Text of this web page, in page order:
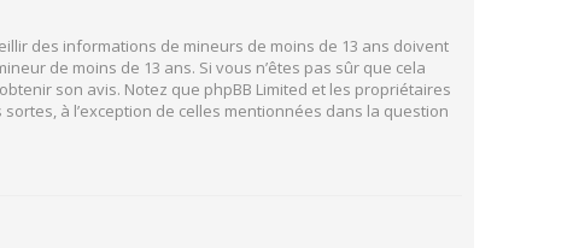
des informations de mineurs de moins de 13 ans doivent
de moins de 13 ans. Si vous n’êtes pas sûr que cela
son avis. Notez que phpBB Limited et les propriétaires
à l’exception de celles mentionnées dans la question